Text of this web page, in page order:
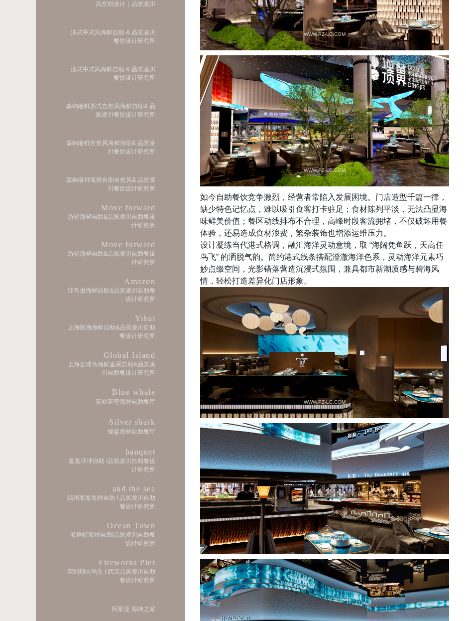
风空间设计｜品筑凌川
法式中式风海鲜自助 & 品筑凌川
餐饮设计研究所
法式中式风海鲜自助 & 品筑凌川
餐饮设计研究所
森屿奢鲜西式自然风海鲜自助& 品
筑凌川餐饮设计研究所
森屿奢鲜自然风海鲜自助& 品筑凌
川餐饮设计研究所
森屿奢鲜海鲜自助自然风& 品筑凌
川餐饮设计研究所
Move forward
游轮海鲜自助&品筑凌川自助餐设
计研究所
Move forward
游轮海鲜自助&品筑凌川自助餐设
计研究所
Amazon
亚马逊海鲜自助&品筑凌川自助餐
设计研究所
Yihai
上海颐海海鲜自助&品筑凌川自助
餐设计研究所
Global Island
上海全球岛海鲜直采自助&品筑凌
川自助餐设计研究所
Blue whale
蓝鲸至尊海鲜自助餐厅
Silver shark
银鲨海鲜自助餐厅
banquet
宴集环球自助 I品筑凌川自助餐设
计研究所
and the sea
福州而海海鲜自助 I 品筑凌川自助
餐设计研究所
Ocean Town
海烊町海鲜自助I品筑凌川自助餐
设计研究所
Fireworks Pier
深圳烟火码头 I 武汉品筑凌川自助
餐设计研究所
阿那亚 海神之家
WWW.PZ-LC.COM
WWW.PZ-LC.COM
如今自助餐饮竞争激烈，经营者常陷入发展困境。门店造型千篇一律，
缺少特色记忆点，难以吸引食客打卡驻足；食材陈列平淡，无法凸显海
味鲜美价值；餐区动线排布不合理，高峰时段客流拥堵，不仅破坏用餐
体验，还易造成食材浪费，繁杂装饰也增添运维压力。
设计凝练当代港式格调，融汇海洋灵动意境，取 “海阔凭鱼跃，天高任
鸟飞” 的洒脱气韵。简约港式线条搭配澄澈海洋色系，灵动海洋元素巧
妙点缀空间，光影错落营造沉浸式氛围，兼具都市新潮质感与碧海风
情，轻松打造差异化门店形象。
WWW.PZ-LC.COM
WWW.PZ-LC.COM